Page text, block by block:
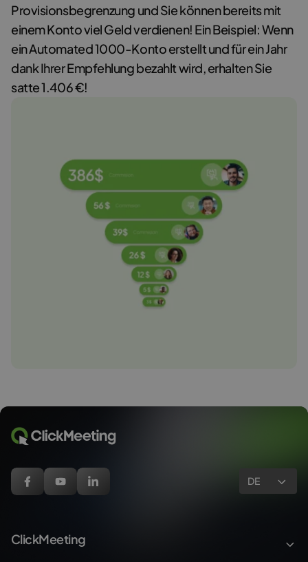
Provisionsbegrenzung und Sie können bereits mit
einem Konto viel Geld verdienen! Ein Beispiel: Wenn
ein Automated 1000-Konto erstellt und für ein Jahr
dank Ihrer Empfehlung bezahlt wird, erhalten Sie
satte 1.406 €!
DE
ClickMeeting